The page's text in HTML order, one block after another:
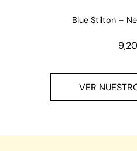
Blue Stilton –
9,20
VER